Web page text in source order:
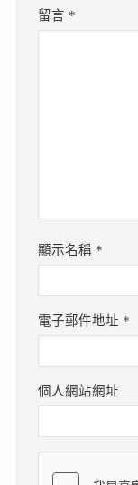
留言 *
顯示名稱 *
電子郵件地址 *
個人網站網址